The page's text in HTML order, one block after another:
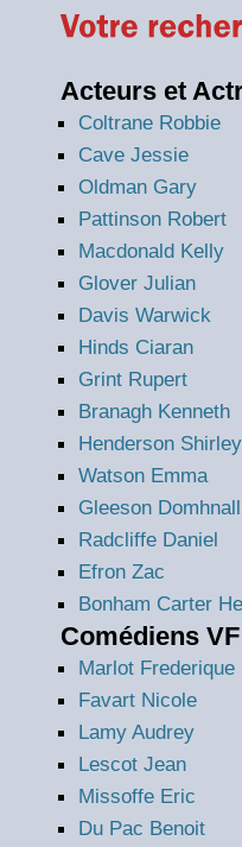
Acteurs et
Coltrane Robbie
Cave Jessie
Oldman Gary
Pattinson Robert
Macdonald Kelly
Glover Julian
Davis Warwick
Hinds Ciaran
Grint Rupert
Branagh Kenneth
Henderson Shirley
Watson Emma
Gleeson Domhnall
Radcliffe Daniel
Efron Zac
Bonham Carter
Comédiens
Marlot Frederique
Favart Nicole
Lamy Audrey
Lescot Jean
Missoffe Eric
Du Pac Benoit